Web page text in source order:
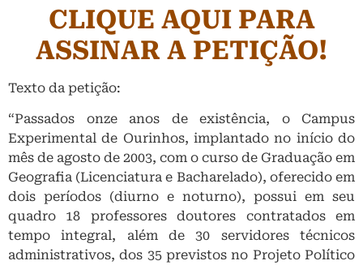
CLIQUE AQUI PARA
ASSINAR A PETIÇÃO!
Texto da petição:
“Passados onze anos de existência, o Campus
Experimental de Ourinhos, implantado no início do
mês de agosto de 2003, com o curso de Graduação em
Geografia (Licenciatura e Bacharelado), oferecido em
dois períodos (diurno e noturno), possui em seu
quadro 18 professores doutores contratados em
tempo integral, além de 30 servidores técnicos
administrativos, dos 35 previstos no Projeto Político